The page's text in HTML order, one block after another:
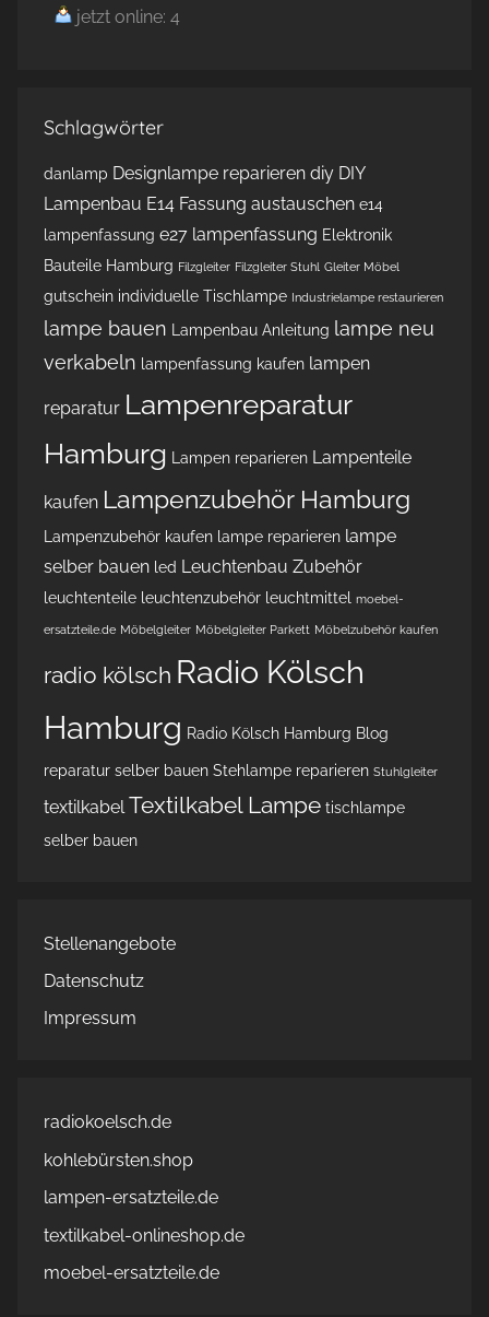
jetzt online: 4
Schlagwörter
danlamp Designlampe reparieren diy DIY
Lampenbau E14 Fassung austauschen e14
lampenfassung e27 lampenfassung Elektronik
Bauteile Hamburg Filzgleiter Filzgleiter Stuhl Gleiter Möbel
gutschein individuelle Tischlampe Industrielampe restaurieren
lampe bauen Lampenbau Anleitung lampe neu
verkabeln lampenfassung kaufen lampen
reparatur Lampenreparatur
Hamburg Lampen reparieren Lampenteile
kaufen Lampenzubehör Hamburg
Lampenzubehör kaufen lampe reparieren lampe
selber bauen led Leuchtenbau Zubehör
leuchtenteile leuchtenzubehör leuchtmittel moebel-
ersatzteile.de Möbelgleiter Möbelgleiter Parkett Möbelzubehör kaufen
radio kölsch Radio Kölsch
Hamburg Radio Kölsch Hamburg Blog
reparatur selber bauen Stehlampe reparieren Stuhlgleiter
textilkabel Textilkabel Lampe tischlampe
selber bauen
Stellenangebote
Datenschutz
Impressum
radiokoelsch.de
kohlebürsten.shop
lampen-ersatzteile.de
textilkabel-onlineshop.de
moebel-ersatzteile.de